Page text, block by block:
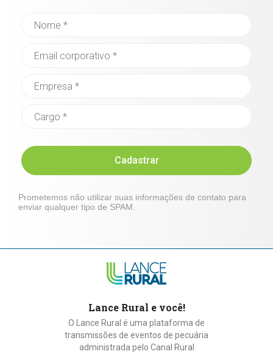
Cadastrar
Prometemos não utilizar suas informações de contato para
enviar qualquer tipo de SPAM.
Lance Rural e você!
O Lance Rural é uma plataforma de
transmissões de eventos de pecuária
administrada pelo Canal Rural